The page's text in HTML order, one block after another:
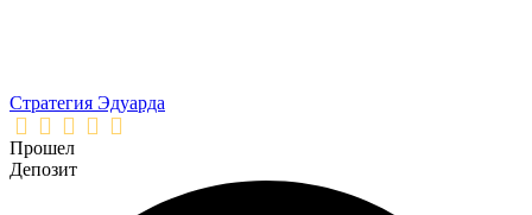
Стратегия Эдуарда
Прошел
Депозит